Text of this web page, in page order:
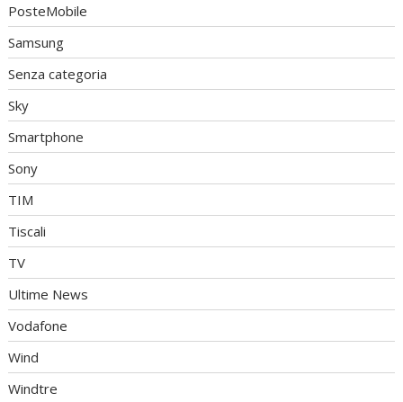
PosteMobile
Samsung
Senza categoria
Sky
Smartphone
Sony
TIM
Tiscali
TV
Ultime News
Vodafone
Wind
Windtre